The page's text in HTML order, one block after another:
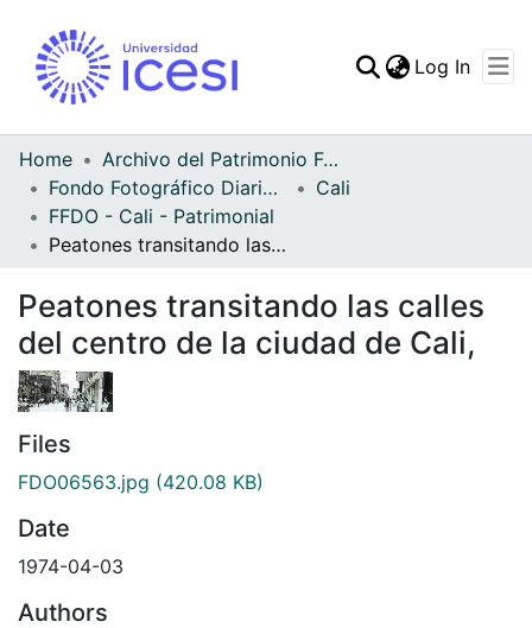
Statistics
Log In
Home
Archivo del Patrimonio Fotográfico y Fílmico del Valle del Cauca
Fondo Fotográfico Diario Occidente
Cali
FFDO - Cali - Patrimonial
Peatones transitando las calles del centro de la ciudad de Cali,
Peatones transitando las calles
del centro de la ciudad de Cali,
Files
FDO06563.jpg (420.08 KB)
Date
1974-04-03
Authors